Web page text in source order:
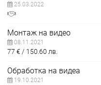
25.03.2022
Монтаж на видео
08.11.2021
77 € 150.60 лв.
Обработка на видеа
19.10.2021